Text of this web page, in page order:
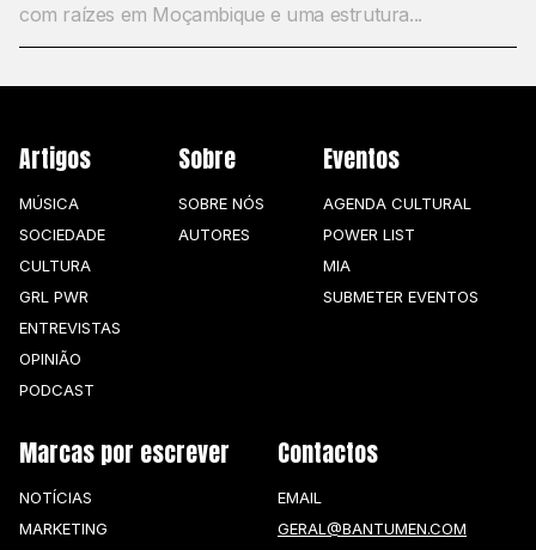
com raízes em Moçambique e uma estrutura...
Artigos
MÚSICA
SOCIEDADE
CULTURA
GRL PWR
ENTREVISTAS
OPINIÃO
PODCAST
Sobre
SOBRE NÓS
AUTORES
Eventos
AGENDA CULTURAL
POWER LIST
MIA
SUBMETER EVENTOS
Marcas por escrever
NOTÍCIAS
MARKETING
Contactos
EMAIL
GERAL@BANTUMEN.COM